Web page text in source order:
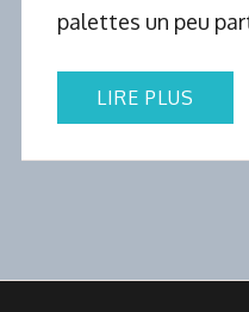
palettes un peu
LIRE PLUS